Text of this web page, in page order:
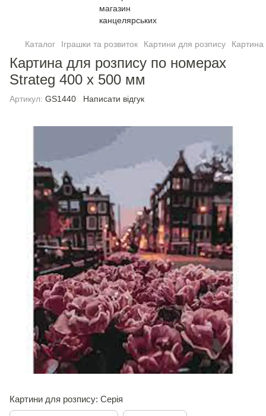
Каталог Іграшки та розвиток Картини для розпису
Картина для розпису по номерах
Strateg 400 х 500 мм
Артикул: GS1440 Написати відгук
Картини для розпису: Серія